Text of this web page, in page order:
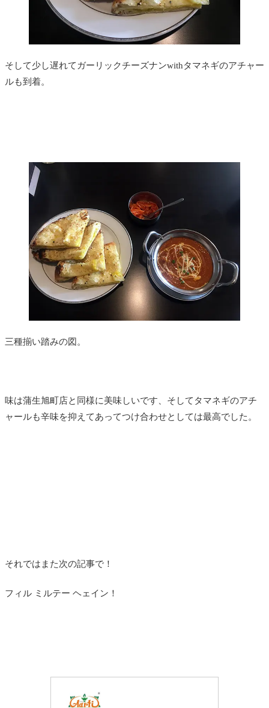
そして少し遅れてガーリックチーズナンwithタマネギのアチャー
ルも到着。
三種揃い踏みの図。
味は蒲生旭町店と同様に美味しいです、そしてタマネギのアチ
ャールも辛味を抑えてあってつけ合わせとしては最高でした。
それではまた次の記事で！
フィル ミルテー ヘェイン！